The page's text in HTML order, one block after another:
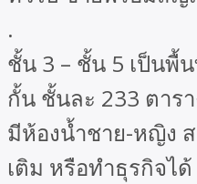
.
ชั้น 3 – ชั้น 5 เป็นพื้
กั้น ชั้นละ 233 ตาร
มีห้องน้ำชาย-หญิง
เติม หรือทำธุรกิจได้